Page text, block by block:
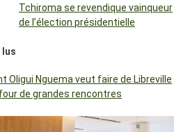
Tchiroma se revendique vainqueur
de l’élection présidentielle
lus
Oligui Nguema veut faire de Libreville
de grandes rencontres